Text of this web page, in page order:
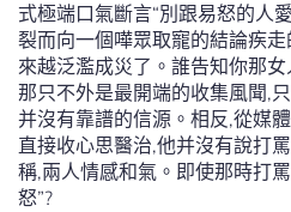
式極端口氣斷言“別跟易怒的人
裂而向一個嘩眾取寵的結論疾
來越泛濫成災了。誰告知你那
那只不外是最開端的收集風聞,
并沒有靠譜的信源。相反,從媒
直接收心思醫治,他并沒有說打
稱,兩人情感和氣。即使那時打
怒”?